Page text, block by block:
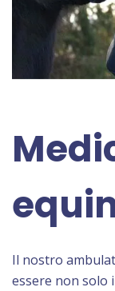
Il nostro
essere non solo